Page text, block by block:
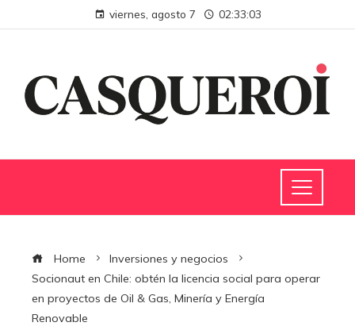
viernes, agosto 7 02:33:04
Home
Inversiones y negocios
Socionaut en Chile: obtén la licencia social para operar
en proyectos de Oil & Gas, Minería y Energía
Renovable